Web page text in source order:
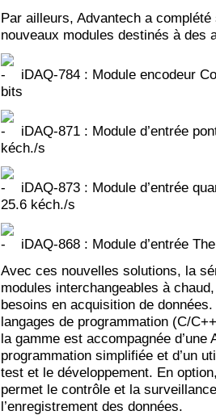
Par ailleurs, Advantech a
nouveaux modules destinés à des
iDAQ-784 : Module encodeur
bits
iDAQ-871 : Module d’entrée
kéch./s
iDAQ-873 : Module d’entrée
25.6 kéch./s
iDAQ-868 : Module d’entrée
Avec ces nouvelles solutions, la
modules interchangeables à
besoins en acquisition de
langages de programmation (C/
la gamme est accompagnée d’une
programmation simplifiée et d’un
test et le développement. En
permet le contrôle et la
l’enregistrement des données.